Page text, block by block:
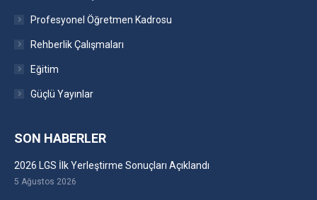
Profesyonel Öğretmen Kadrosu
Rehberlik Çalışmaları
Eğitim
Güçlü Yayınlar
SON HABERLER
2026 LGS İlk Yerleştirme Sonuçları Açıklandı
5 Ağustos 2026